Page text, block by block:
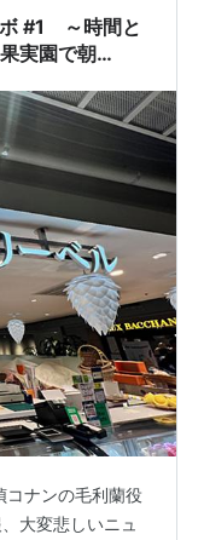
#1 ～時間と
実園で朝
コナンの毛利蘭役
大変悲しいニュ